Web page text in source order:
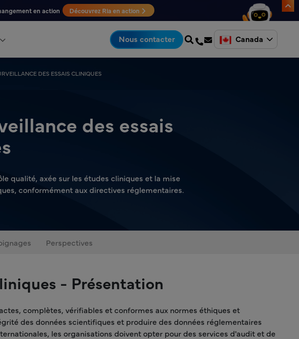
en action Découvrez Ria en action
Nous contacter Canada
DES ESSAIS CLINIQUES
des essais
qualité, axée sur les études cliniques et la mise
conformément aux directives réglementaires.
Perspectives
- Présentation
complètes, vérifiables et conformes aux normes éthiques et
des données scientifiques et produire des données réglementaires
les organisations doivent opter pour des services d'audit et de